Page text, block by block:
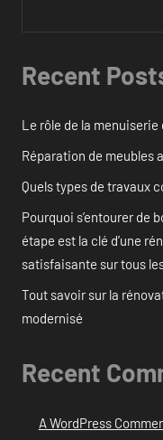
Recent
Le rôle de la
Réparation de meubles
Quels types de travaux
Pourquoi s’entourer de
étape est la clé d’une
satisfaisante sur tous
Tout savoir sur la
modernisé
Recent
A WordPress